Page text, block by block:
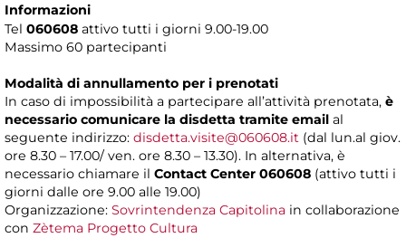
Informazioni
Tel 060608 attivo tutti i giorni 9.00-19.00
Massimo 60 partecipanti
Modalità di annullamento per i prenotati
In caso di impossibilità a partecipare all’attività prenotata, è
necessario comunicare la disdetta tramite email al
seguente indirizzo: disdetta.visite@060608.it (dal lun.al giov.
ore 8.30 – 17.00/ ven. ore 8.30 – 13.30). In alternativa, è
necessario chiamare il Contact Center 060608 (attivo tutti i
giorni dalle ore 9.00 alle 19.00)
Organizzazione: Sovrintendenza Capitolina in collaborazione
con Zètema Progetto Cultura